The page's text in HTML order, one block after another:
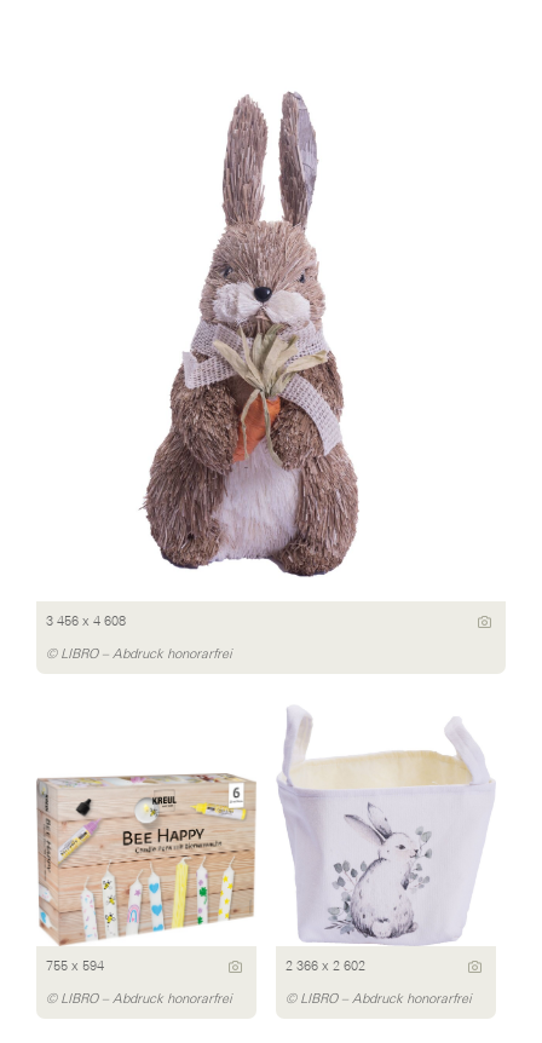
3 456 x 4 608
© LIBRO – Abdruck honorarfrei
755 x 594
© LIBRO – Abdruck honorarfrei
2 366 x 2 602
© LIBRO – Abdruck honorarfrei